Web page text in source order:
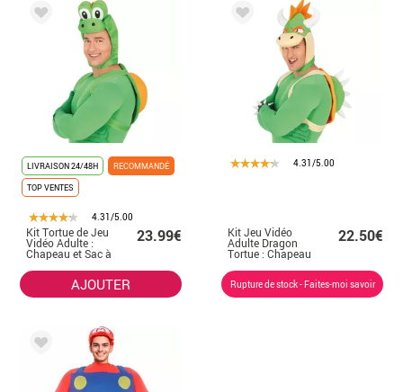
LIVRAISON 24/48H
RECOMMANDÉ
TOP VENTES
4.31/5.00
Kit Tortue de Jeu
Vidéo Adulte :
Chapeau et Sac à
23.99€
AJOUTER
4.31/5.00
Kit Jeu Vidéo
Adulte Dragon
Tortue : Chapeau
22.50€
Rupture de stock - Faites-moi savoir